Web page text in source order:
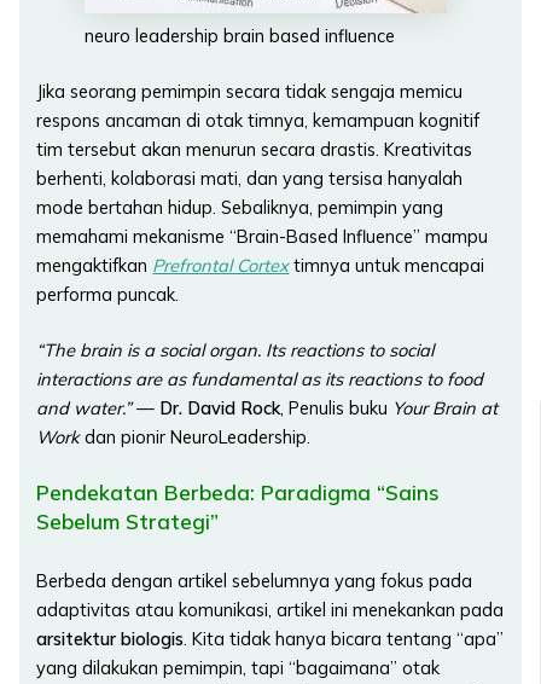
neuro leadership brain based influence
Jika seorang pemimpin secara tidak sengaja memicu
respons ancaman di otak timnya, kemampuan kognitif
tim tersebut akan menurun secara drastis. Kreativitas
berhenti, kolaborasi mati, dan yang tersisa hanyalah
mode bertahan hidup. Sebaliknya, pemimpin yang
memahami mekanisme “Brain-Based Influence” mampu
mengaktifkan Prefrontal Cortextimnya untuk mencapai
performa puncak.
“The brain is a social organ. Its reactions to social
interactions are as fundamental as its reactions to food
and water.”— Dr. David Rock , Penulis buku Your Brain at
Workdan pionir NeuroLeadership.
Pendekatan Berbeda: Paradigma “Sains
Sebelum Strategi”
Berbeda dengan artikel sebelumnya yang fokus pada
adaptivitas atau komunikasi, artikel ini menekankan pada
arsitektur biologis. Kita tidak hanya bicara tentang “apa”
yang dilakukan pemimpin, tapi “bagaimana” otak